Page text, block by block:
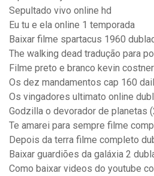
Sepultado vivo online hd
Eu tu e ela online 1 temporada
Baixar filme spartacus 1960
The walking dead tradução para
Filme preto e branco kevin
Os dez mandamentos cap 160
Os vingadores ultimato online
Godzilla o devorador de planetas
Te amarei para sempre filme
Depois da terra filme completo
Baixar guardiões da galáxia 2
Como baixar videos do youtube